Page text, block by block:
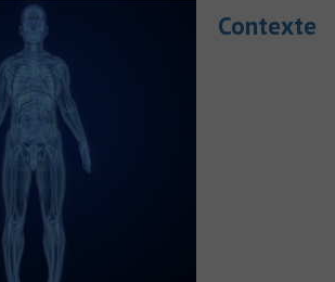
Contexte